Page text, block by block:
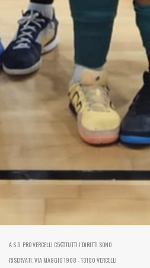
A.S.D. PRO VERCELLI C5©TUTTI I DIRITTI SONO
RISERVATI. VIA MAGGIO 1908 - 13100 VERCELLI